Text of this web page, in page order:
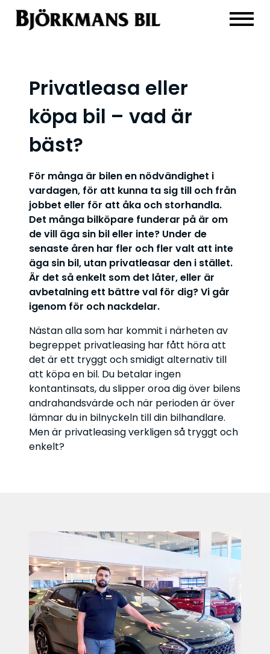
Privatleasa eller
köpa bil – vad är
bäst?
För många är bilen en nödvändighet i
vardagen, för att kunna ta sig till och från
jobbet eller för att åka och storhandla.
Det många bilköpare funderar på är om
de vill äga sin bil eller inte? Under de
senaste åren har fler och fler valt att inte
äga sin bil, utan privatleasar den i stället.
Är det så enkelt som det låter, eller är
avbetalning ett bättre val för dig? Vi går
igenom för och nackdelar.
Nästan alla som har kommit i närheten av
begreppet privatleasing har fått höra att
det är ett tryggt och smidigt alternativ till
att köpa en bil. Du betalar ingen
kontantinsats, du slipper oroa dig över bilens
andrahandsvärde och när perioden är över
lämnar du in bilnyckeln till din bilhandlare.
Men är privatleasing verkligen så tryggt och
enkelt?